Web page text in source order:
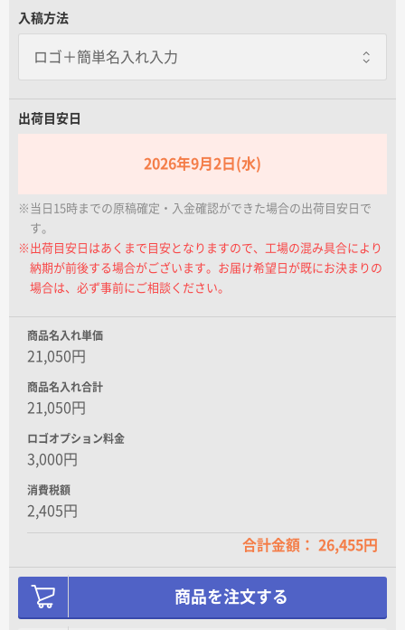
名入れグループサイト
テーブルクロス止め（2個）
一点あたり+1,250.00円
テーブルカバーを止める専用器具です。
テーブルクロス止め（4個）
テーブルカバーを止める専用器具です。
幕ストッパー
一点あたり+1,250.00円
取付幅を調整することができ、ゴムでず
入稿方法
出荷目安日
2026年9月2日(水)
※当日15時までの原稿確定・入金確認ができた場合の出荷目安日で
す。
※出荷目安日はあくまで目安となりますので、工場の混み具合により
納期が前後する場合がございます。お届け希望日が既にお決まりの
場合は、必ず事前にご相談ください。
商品名入れ単価
21,050円
商品名入れ合計
21,050円
ロゴオプション料金
3,000円
消費税額
2,405円
合計金額： 26,455円
商品を注文する